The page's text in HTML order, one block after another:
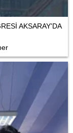
AKSARAY'DA